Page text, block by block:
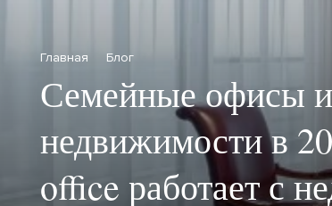
Главная Блог
Семейные офисы
недвижимости в
office работает с